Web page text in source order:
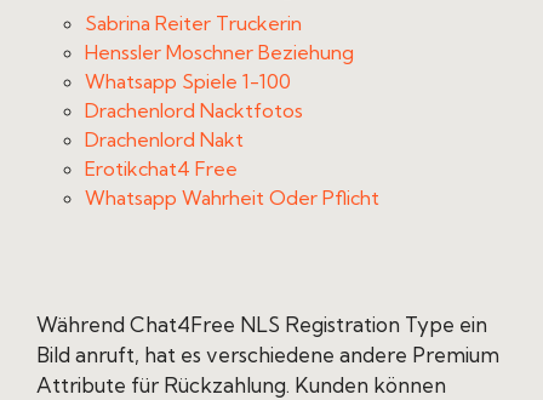
Sabrina Reiter Truckerin
Henssler Moschner Beziehung
Whatsapp Spiele 1-100
Drachenlord Nacktfotos
Drachenlord Nakt
Erotikchat4 Free
Whatsapp Wahrheit Oder Pflicht
Während Chat4Free NLS Registration Type ein
Bild anruft, hat es verschiedene andere Premium
Attribute für Rückzahlung. Kunden können